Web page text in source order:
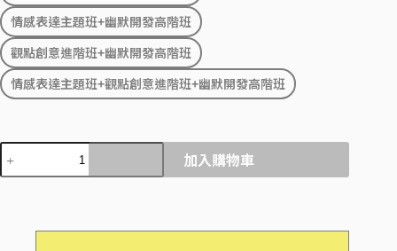
情感表達主題班+幽默開發高階班
觀點創意進階班+幽默開發高階班
情感表達主題班+觀點創意進階班+幽默開發高階班
加入購物車